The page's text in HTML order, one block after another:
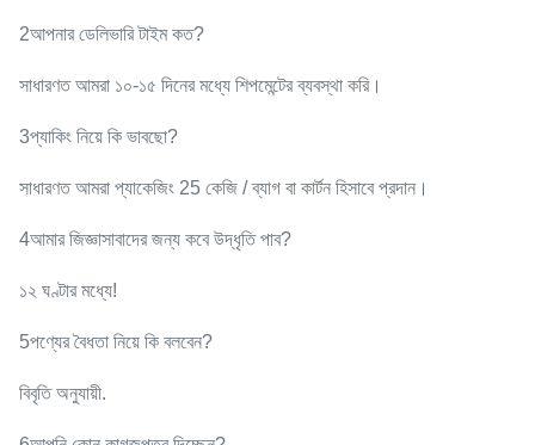
2আপনার ডেলিভারি টাইম কত?
সাধারণত আমরা ১০-১৫ দিনের মধ্যে শিপমেন্টের ব্যবস্থা করি।
3প্যাকিং নিয়ে কি ভাবছো?
সাধারণত আমরা প্যাকেজিং 25 কেজি / ব্যাগ বা কার্টন হিসাবে প্রদান।
4আমার জিজ্ঞাসাবাদের জন্য কবে উদ্ধৃতি পাব?
১২ ঘণ্টার মধ্যে!
5পণ্যের বৈধতা নিয়ে কি বলবেন?
বিবৃতি অনুযায়ী.